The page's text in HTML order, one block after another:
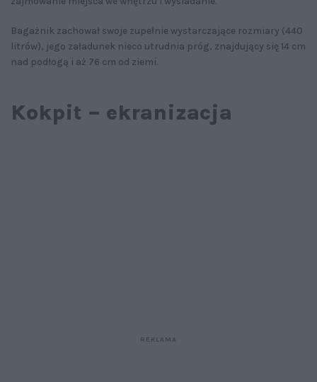
Bagażnik zachował swoje zupełnie wystarczające rozmiary (440
litrów), jego załadunek nieco utrudnia próg, znajdujący się 14 cm
nad podłogą i aż 76 cm od ziemi.
Kokpit – ekranizacja